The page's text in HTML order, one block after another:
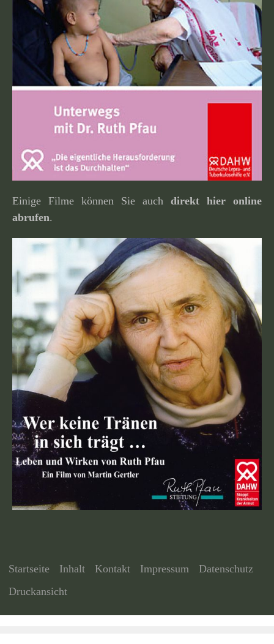
Einige Filme können Sie auch direkt hier online
abrufen.
Startseite Inhalt Kontakt Impressum
Datenschutz
Druckansicht